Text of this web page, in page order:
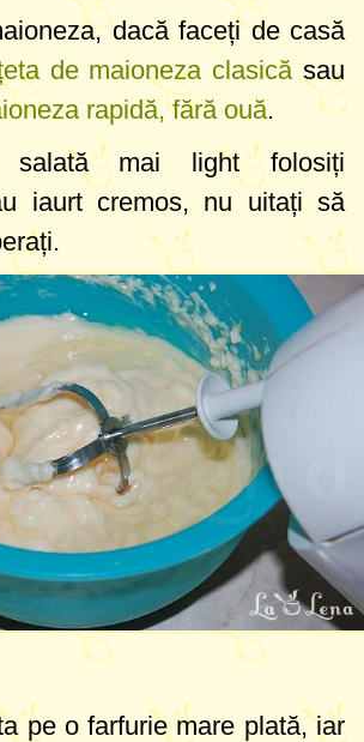
dacă faceți de casă
de maioneza clasicăsau
rapidă, fără ouă.
salată mai light folosiți
iaurt cremos, nu uitați să
pe o farfurie mare plată, iar